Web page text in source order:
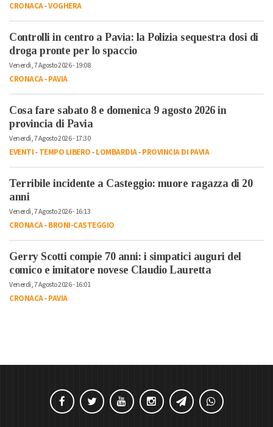
CRONACA-VOGHERA
Controlli in centro a Pavia: la Polizia sequestra dosi di
droga pronte per lo spaccio
Venerdì, 7 Agosto 2026 - 19:08
CRONACA-PAVIA
Cosa fare sabato 8 e domenica 9 agosto 2026 in
provincia di Pavia
Venerdì, 7 Agosto 2026 - 17:30
EVENTI-TEMPO LIBERO-LOMBARDIA-PROVINCIA DI PAVIA
Terribile incidente a Casteggio: muore ragazza di 20
anni
Venerdì, 7 Agosto 2026 - 16:13
CRONACA-BRONI-CASTEGGIO
Gerry Scotti compie 70 anni: i simpatici auguri del
comico e imitatore novese Claudio Lauretta
Venerdì, 7 Agosto 2026 - 16:01
CRONACA-PAVIA